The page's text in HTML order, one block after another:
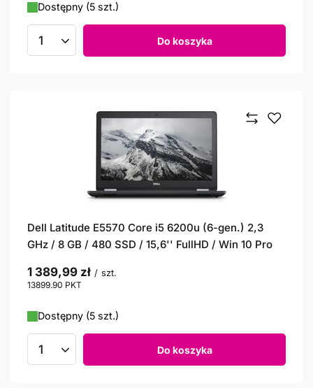
Dostępny (5 szt.)
Ilość produktów Do koszyka
Dell Latitude E5570 Core i5 6200u (6-gen.) 2,3
GHz / 8 GB / 480 SSD / 15,6'' FullHD / Win 10 Pro
1 389,99 zł / szt.
13899.90 PKT
Dostępny (5 szt.)
Ilość produktów Do koszyka